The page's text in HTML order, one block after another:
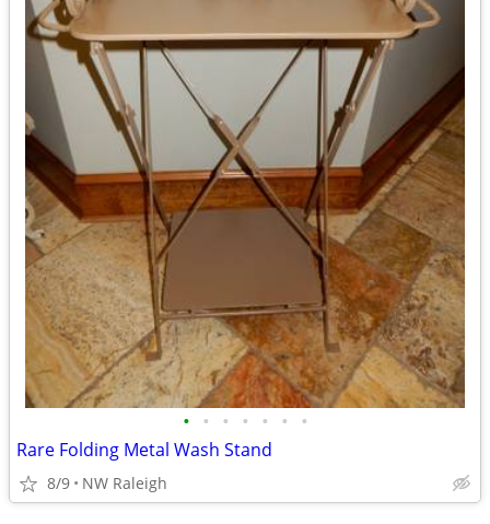
• • • • • • •
Rare Folding Metal Wash Stand
8/9 NW Raleigh